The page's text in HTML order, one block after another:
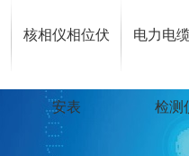
核相仪相位伏
安表
电力电
检测